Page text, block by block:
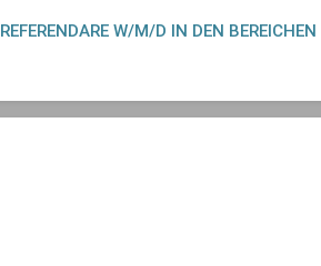
REFERENDARE W/M/D IN DEN